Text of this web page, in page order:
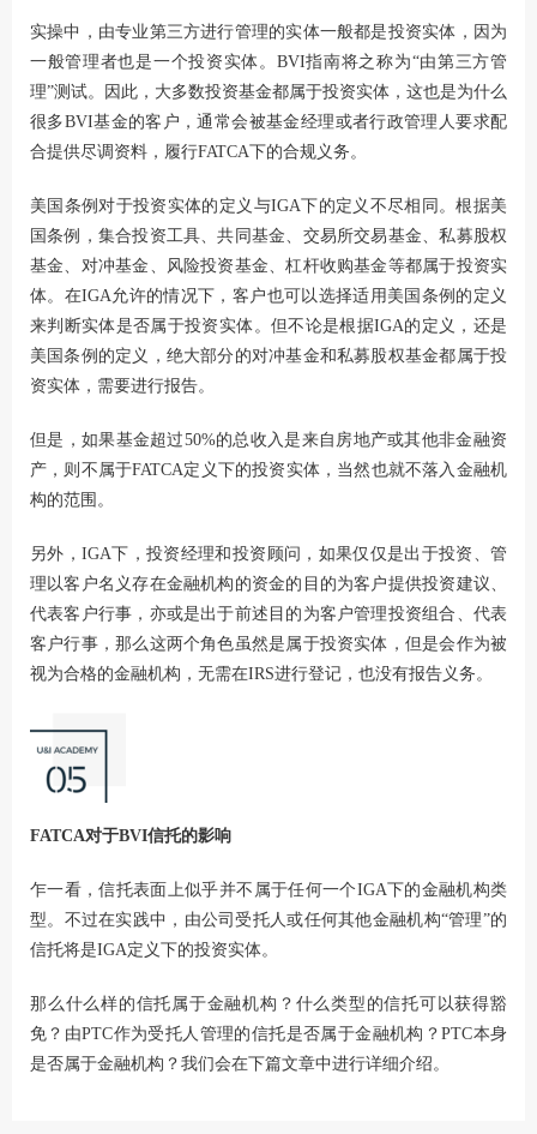
实操中，由专业第三方进行管理的实体一般都是投资实体，因为
一般管理者也是一个投资实体。BVI指南将之称为“由第三方管
理”测试。因此，大多数投资基金都属于投资实体，这也是为什么
很多BVI基金的客户，通常会被基金经理或者行政管理人要求配
合提供尽调资料，履行FATCA下的合规义务。
美国条例对于投资实体的定义与IGA下的定义不尽相同。根据美
国条例，集合投资工具、共同基金、交易所交易基金、私募股权
基金、对冲基金、风险投资基金、杠杆收购基金等都属于投资实
体。在IGA允许的情况下，客户也可以选择适用美国条例的定义
来判断实体是否属于投资实体。但不论是根据IGA的定义，还是
美国条例的定义，绝大部分的对冲基金和私募股权基金都属于投
资实体，需要进行报告。
但是，如果基金超过50%的总收入是来自房地产或其他非金融资
产，则不属于FATCA定义下的投资实体，当然也就不落入金融机
构的范围。
另外，IGA下，投资经理和投资顾问，如果仅仅是出于投资、管
理以客户名义存在金融机构的资金的目的为客户提供投资建议、
代表客户行事，亦或是出于前述目的为客户管理投资组合、代表
客户行事，那么这两个角色虽然是属于投资实体，但是会作为被
视为合格的金融机构，无需在IRS进行登记，也没有报告义务。
FATCA对于BVI信托的影响
乍一看，信托表面上似乎并不属于任何一个IGA下的金融机构类
型。不过在实践中，由公司受托人或任何其他金融机构“管理”的
信托将是IGA定义下的投资实体。
那么什么样的信托属于金融机构？什么类型的信托可以获得豁
免？由PTC作为受托人管理的信托是否属于金融机构？PTC本身
是否属于金融机构？我们会在下篇文章中进行详细介绍。